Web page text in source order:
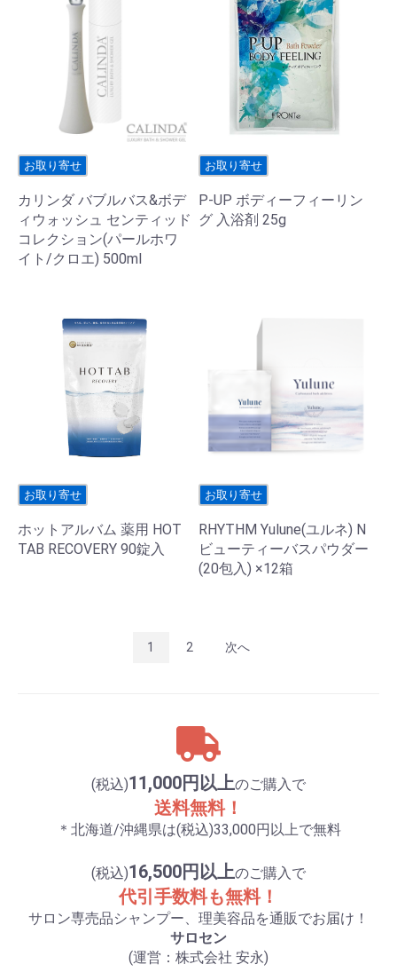
(税込)11,000円以上のご購入で
送料無料！
＊北海道/沖縄県は(税込)33,000円以上で無料
(税込)16,500円以上のご購入で
代引手数料も無料！
サロン専売品シャンプー、理美容品を通販でお届け！
サロセン
(運営：株式会社 安永)
お取り寄せ
カリンダ バブルバス&ボデ
ィウォッシュ センティッド
コレクション(パールホワ
イト/クロエ) 500ml
お取り寄せ
P-UP ボディーフィーリン
グ 入浴剤 25g
お取り寄せ
ホットアルバム 薬用 HOT
TAB RECOVERY 90錠入
お取り寄せ
RHYTHM Yulune(ユルネ) N
ビューティーバスパウダー
(20包入) ×12箱
1 2 次へ